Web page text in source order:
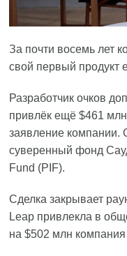
За почти восемь лет
свой первый продукт
Разработчик очков
привлёк ещё $461
заявление компании.
суверенный фонд
Fund (PIF).
Сделка закрывает
Leap привлекла в
на $502 млн